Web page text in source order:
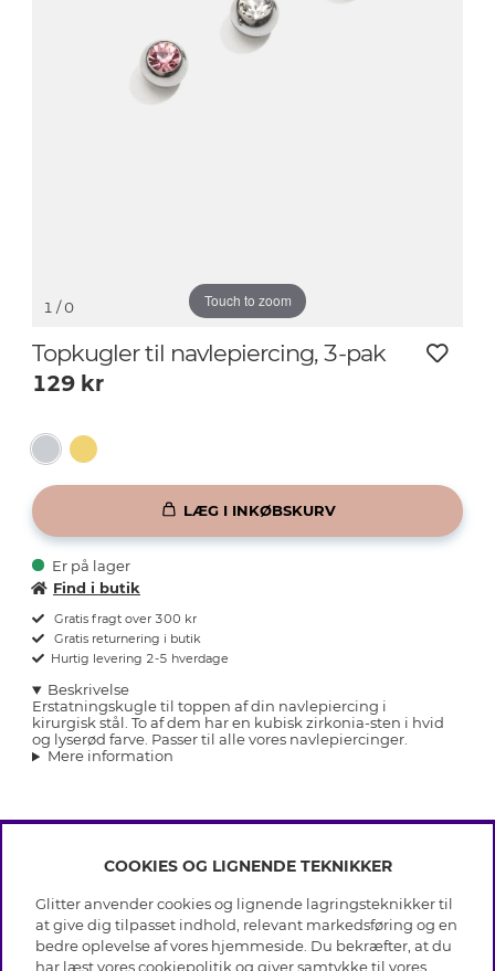
Touch to zoom
1 / 0
Topkugler til navlepiercing, 3-pak
129 kr
LÆG I INKØBSKURV
Er på lager
Find i butik
Gratis fragt over 300 kr
Gratis returnering i butik
Hurtig levering 2-5 hverdage
Beskrivelse
Erstatningskugle til toppen af din navlepiercing i
kirurgisk stål. To af dem har en kubisk zirkonia-sten i hvid
og lyserød farve. Passer til alle vores navlepiercinger.
Mere information
INFO
Betingelser
Databeskyttelsespolitik
Cookies
OM GLITTER
COOKIES OG LIGNENDE TEKNIKKER
Glitter anvender cookies og lignende lagringsteknikker til
at give dig tilpasset indhold, relevant markedsføring og en
bedre oplevelse af vores hjemmeside. Du bekræfter, at du
har læst vores cookiepolitik og giver samtykke til vores